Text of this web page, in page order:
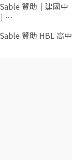
贊助｜建國中
⋯
贊助 HBL 高中